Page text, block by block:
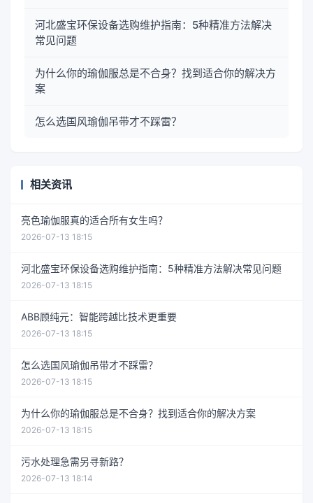
河北盛宝环保设备选购维护指南：5种精准方法解决
常见问题
为什么你的瑜伽服总是不合身？找到适合你的解决方
案
怎么选国风瑜伽吊带才不踩雷？
相关资讯
亮色瑜伽服真的适合所有女生吗？
2026-07-13 18:15
河北盛宝环保设备选购维护指南：5种精准方法解决常见问题
2026-07-13 18:15
ABB顾纯元：智能跨越比技术更重要
2026-07-13 18:15
怎么选国风瑜伽吊带才不踩雷？
2026-07-13 18:15
为什么你的瑜伽服总是不合身？找到适合你的解决方案
2026-07-13 18:15
污水处理急需另寻新路？
2026-07-13 18:14